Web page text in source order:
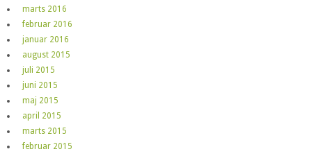
marts 2016
februar 2016
januar 2016
august 2015
juli 2015
juni 2015
maj 2015
april 2015
marts 2015
februar 2015